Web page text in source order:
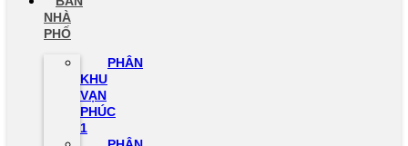
NHÀ
PHỐ
PHÂN
KHU
VẠN
PHÚC
1